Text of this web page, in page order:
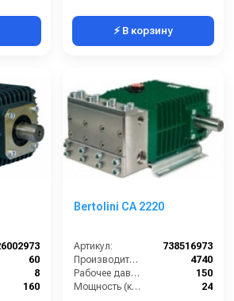
⚡ В корзину
60
8
160
Bertolini CA 2220
Артикул:
738516973
Производительность (л/ч):
4740
Рабочее давление (бар):
150
Мощность (кВт):
24